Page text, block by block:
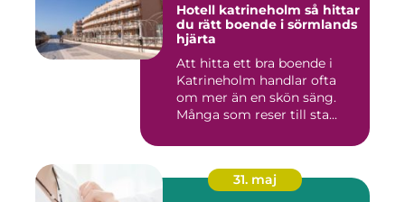
Hotell katrineholm så hittar
du rätt boende i sörmlands
hjärta
Att hitta ett bra boende i
Katrineholm handlar ofta
om mer än en skön säng.
Många som reser till sta...
31. maj